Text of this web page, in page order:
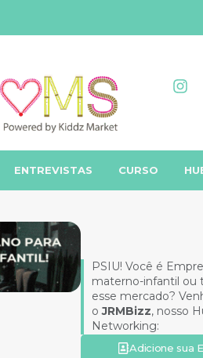
ENTREVISTAS CURSO
PSIU! Você é
materno-infantil ou
esse mercado?
oJRMBizz, nosso
Networking:
Adicione sua